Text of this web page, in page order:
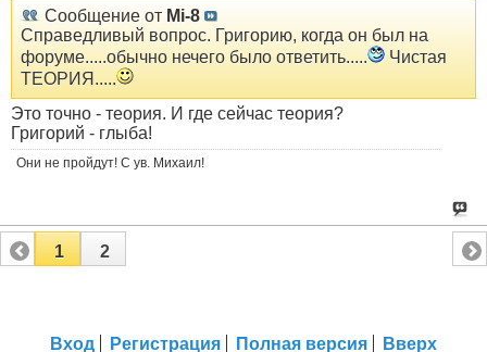
Сообщение от Mi-8
Справедливый вопрос. Григорию, когда он был на
форуме.....обычно нечего было ответить.....
Чистая
ТЕОРИЯ.....
Это точно - теория. И где сейчас теория?
Григорий - глыба!
Они не пройдут! С ув. Михаил!
1 2
Вход Регистрация Полная версия Вверх